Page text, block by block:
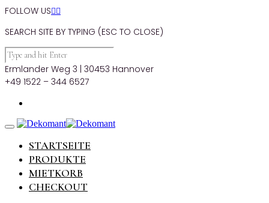
FOLLOW US
SEARCH SITE BY TYPING (ESC TO CLOSE)
Ermlander Weg 3 | 30453 Hannover
+49 1522 – 344 6527
STARTSEITE
PRODUKTE
MIETKORB
CHECKOUT